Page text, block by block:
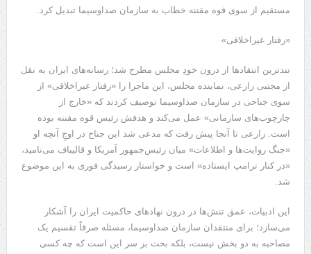
مستقیم از سوی قوه مقننه خطاب به سازمان صداوسیما تبدیل کرد.
«رفتار غیراخلاقی»
تندترین انتقادها از درون خودِ مجلس مطرح شد؛ رسانه‌های ایران به نقل
از مجتبی زارعی، نماینده مجلس، این ماجرا را «رفتار غیراخلاقی» از
سوی جناحی در سازمان صداوسیما توصیف کردند که «خارج از
چارچوب‌های سازمانی» عمل می‌کند و هدفش رئیس قوه مقننه بوده
است. زارعی تا آنجا پیش رفت که مدعی شد این جناح در اوجِ آنچه او
«جنگ روایت‌ها و اطلاعات» میان رئیس‌جمهور آمریکا و قالیباف می‌نامید،
«در کنار ترامپ ایستاده» است و خواستار رسیدگی فوری به این موضوع
شد.
این ادبیات، عمق تنش‌ها در درون نهادهای حاکمیت ایران را آشکار
می‌سازد؛ برای منتقدان سازمان صداوسیما، مسئله صرفاً تقسیم یک
مصاحبه به دو بخش نیست، بلکه بحث بر سر این است که چه کسی